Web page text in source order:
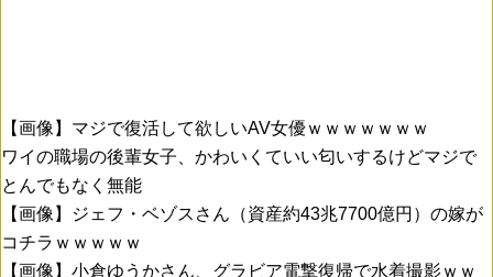
【画像】マジで復活して欲しいAV女優ｗｗｗｗｗｗｗ
ワイの職場の後輩女子、かわいくていい匂いするけどマジで
とんでもなく無能
【画像】ジェフ・ベゾスさん（資産約43兆7700億円）の嫁が
コチラｗｗｗｗｗ
【画像】小倉ゆうかさん、グラビア電撃復帰で水着撮影ｗｗ